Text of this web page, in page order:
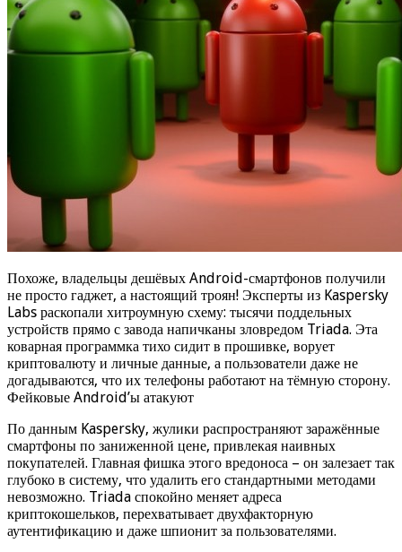
Похоже, владельцы дешёвых Android-смартфонов получили
не просто гаджет, а настоящий троян! Эксперты из Kaspersky
Labs раскопали хитроумную схему: тысячи поддельных
устройств прямо с завода напичканы зловредом Triada. Эта
коварная программка тихо сидит в прошивке, ворует
криптовалюту и личные данные, а пользователи даже не
догадываются, что их телефоны работают на тёмную сторону.
Фейковые Android’ы атакуют
По данным Kaspersky, жулики распространяют заражённые
смартфоны по заниженной цене, привлекая наивных
покупателей. Главная фишка этого вредоноса – он залезает так
глубоко в систему, что удалить его стандартными методами
невозможно. Triada спокойно меняет адреса
криптокошельков, перехватывает двухфакторную
аутентификацию и даже шпионит за пользователями.